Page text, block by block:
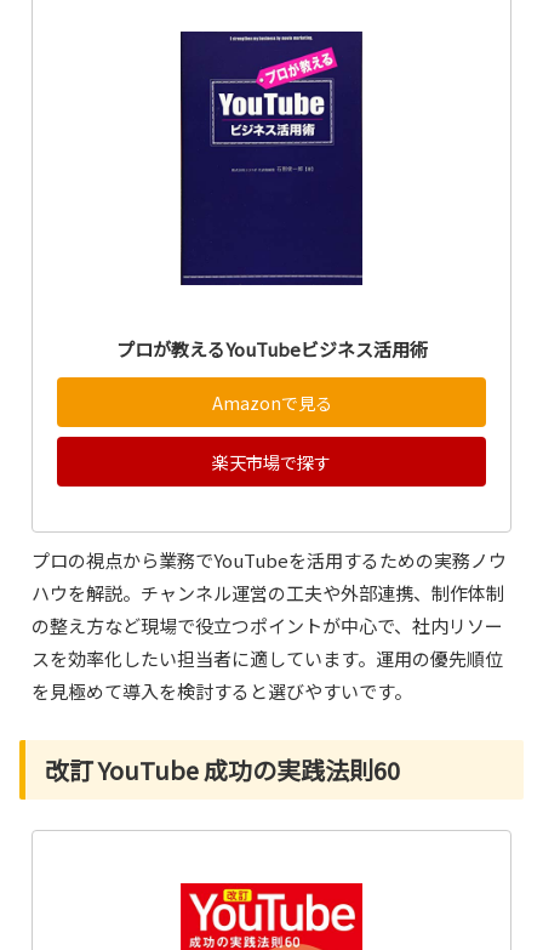
プロが教えるYouTubeビジネス活用術
Amazonで見る
楽天市場で探す
プロの視点から業務でYouTubeを活用するための実務ノウ
ハウを解説。チャンネル運営の工夫や外部連携、制作体制
の整え方など現場で役立つポイントが中心で、社内リソー
スを効率化したい担当者に適しています。運用の優先順位
を見極めて導入を検討すると選びやすいです。
改訂 YouTube 成功の実践法則60